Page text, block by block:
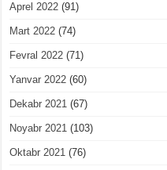
Aprel 2022 (91)
Mart 2022 (74)
Fevral 2022 (71)
Yanvar 2022 (60)
Dekabr 2021 (67)
Noyabr 2021 (103)
Oktabr 2021 (76)